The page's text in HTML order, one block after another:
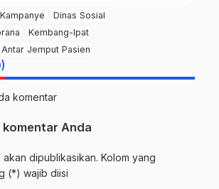
Dinas Sosial
Kembang-Ipat
Jemput Pasien
komentar
Anda
akan dipublikasikan. Kolom yang
(*) wajib diisi